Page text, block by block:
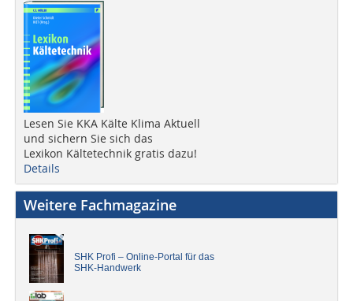
Lesen Sie KKA Kälte Klima Aktuell
und sichern Sie sich das
Lexikon Kältetechnik gratis dazu!
Details
Weitere Fachmagazine
SHK Profi – Online-Portal für das
SHK-Handwerk